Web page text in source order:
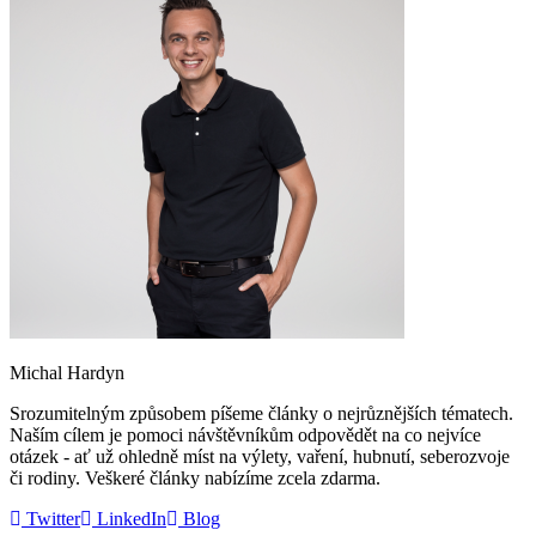
Michal Hardyn
Srozumitelným způsobem píšeme články o nejrůznějších tématech.
Naším cílem je pomoci návštěvníkům odpovědět na co nejvíce
otázek - ať už ohledně míst na výlety, vaření, hubnutí, seberozvoje
či rodiny. Veškeré články nabízíme zcela zdarma.
Twitter
LinkedIn Blog